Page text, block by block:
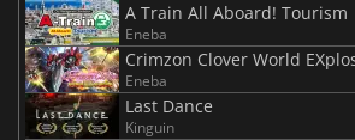
A Train All Aboard! Tourism
Eneba
Crimzon Clover World
Eneba
Last Dance
Kinguin